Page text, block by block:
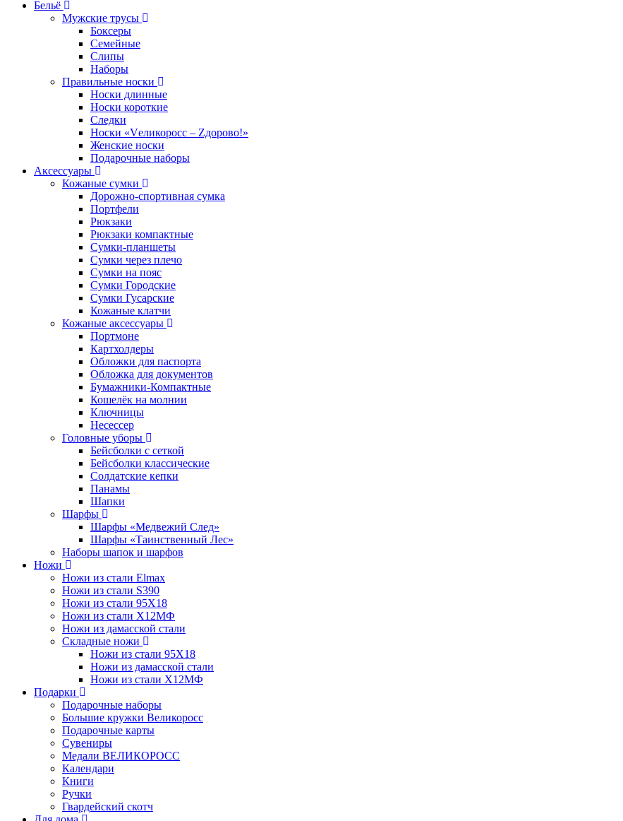
Бельё
Мужские трусы
Боксеры
Семейные
Слипы
Наборы
Правильные носки
Носки длинные
Носки короткие
Следки
Носки «Vеликоросс – Zдорово!»
Женские носки
Подарочные наборы
Аксессуары
Кожаные сумки
Дорожно-спортивная сумка
Портфели
Рюкзаки
Рюкзаки компактные
Сумки-планшеты
Сумки через плечо
Сумки на пояс
Сумки Городские
Сумки Гусарские
Кожаные клатчи
Кожаные аксессуары
Портмоне
Картхолдеры
Обложки для паспорта
Обложка для документов
Бумажники-Компактные
Кошелёк на молнии
Ключницы
Несессер
Головные уборы
Бейсболки с сеткой
Бейсболки классические
Солдатские кепки
Панамы
Шапки
Шарфы
Шарфы «Медвежий След»
Шарфы «Таинственный Лес»
Наборы шапок и шарфов
Ножи
Ножи из стали Elmax
Ножи из стали S390
Ножи из стали 95X18
Ножи из стали Х12МФ
Ножи из дамасской стали
Складные ножи
Ножи из стали 95X18
Ножи из дамасской стали
Ножи из стали Х12МФ
Подарки
Подарочные наборы
Большие кружки Великоросс
Подарочные карты
Сувениры
Медали ВЕЛИКОРОСС
Календари
Книги
Ручки
Гвардейский скотч